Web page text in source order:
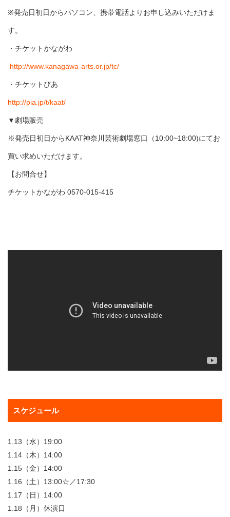
※発売日初日からパソコン、携帯電話よりお申し込みいただけま
す。
・チケットかながわ
http://www.kanagawa-arts.or.jp/tc/
・チケットぴあ
http://pia.jp/t/kaat/
▼劇場販売
※発売日初日からKAAT神奈川芸術劇場窓口（10:00~18:00)にてお
買い求めいただけます。
【お問合せ】
チケットかながわ 0570-015-415
スケジュール
1.13（水）19:00
1.14（木）14:00
1.15（金）14:00
1.16（土）13:00☆／17:30
1.17（日）14:00
1.18（月）休演日